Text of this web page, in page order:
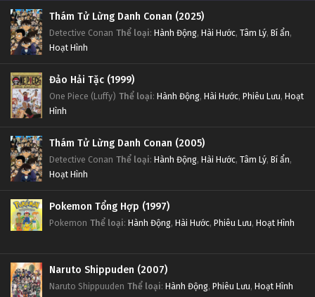
Thám Tử Lừng Danh Conan (2025)
Detective Conan Thể loại: Hành Động, Hài Hước, Tâm Lý, Bí ẩn,
Hoạt Hình
Đảo Hải Tặc (1999)
One Piece (Luffy) Thể loại: Hành Động, Hài Hước, Phiêu Lưu, Hoạt
Hình
Thám Tử Lừng Danh Conan (2005)
Detective Conan Thể loại: Hành Động, Hài Hước, Tâm Lý, Bí ẩn,
Hoạt Hình
Pokemon Tổng Hợp (1997)
Pokemon Thể loại: Hành Động, Hài Hước, Phiêu Lưu, Hoạt Hình
Naruto Shippuden (2007)
Naruto Shippuuden Thể loại: Hành Động, Phiêu Lưu, Hoạt Hình